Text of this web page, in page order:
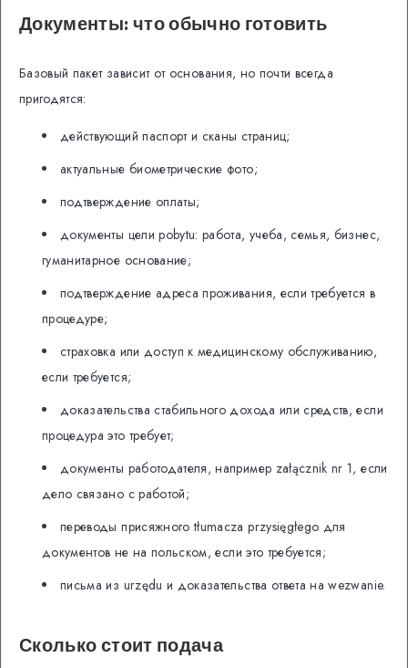
Документы: что обычно готовить
Базовый пакет зависит от основания, но почти всегда
пригодятся:
действующий паспорт и сканы страниц;
актуальные биометрические фото;
подтверждение оплаты;
документы цели pobytu: работа, учеба, семья, бизнес,
гуманитарное основание;
подтверждение адреса проживания, если требуется в
процедуре;
страховка или доступ к медицинскому обслуживанию,
если требуется;
доказательства стабильного дохода или средств, если
процедура это требует;
документы работодателя, например załącznik nr 1, если
дело связано с работой;
переводы присяжного tłumacza przysięgłego для
документов не на польском, если это требуется;
письма из urzędu и доказательства ответа на wezwanie.
Сколько стоит подача